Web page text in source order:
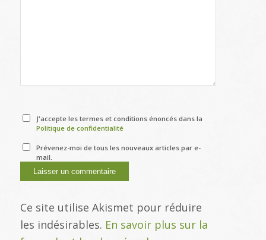
J'accepte les termes et conditions énoncés dans la
Politique de confidentialité
Prévenez-moi de tous les nouveaux articles par e-
mail.
Ce site utilise Akismet pour réduire
les indésirables. En savoir plus sur la